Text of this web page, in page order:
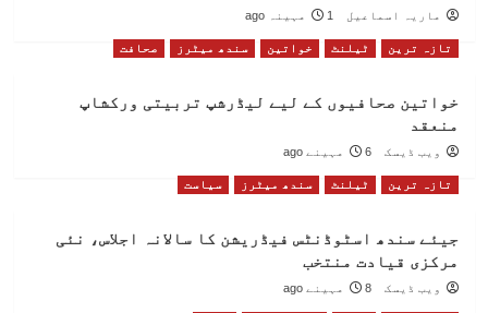
ماریہ اسماعیل 1 مہینہ ago
تازہ ترین ٹیلنٹ خواتین سندھ میٹرز صحافت
خواتین صحافیوں کے لیے لیڈرشپ تربیتی ورکشاپ
منعقد
ویب ڈیسک 6 مہینے ago
تازہ ترین ٹیلنٹ سندھ میٹرز سیاست
جیئے سندھ اسٹوڈنٹس فیڈریشن کا سالانہ اجلاس، نئی
مرکزی قیادت منتخب
ویب ڈیسک 8 مہینے ago